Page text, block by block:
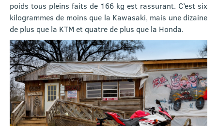
poids tous pleins faits de 166 kg est rassurant. C’est six
kilogrammes de moins que la Kawasaki, mais une dizaine
de plus que la KTM et quatre de plus que la Honda.